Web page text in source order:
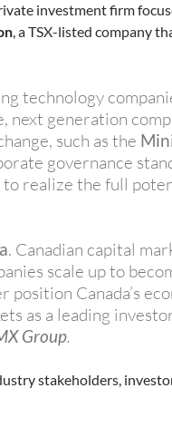
investment firm
, a TSX-listed company
technology
generation
such as the
governance
realize the full
. Canadian capital
scale up to
Canada’s
as a leading
Group.
stakeholders,